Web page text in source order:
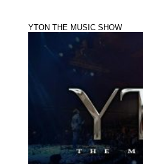
YTON THE MUSIC SHOW